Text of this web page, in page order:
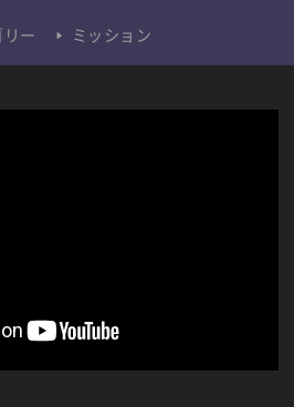
ー ミッション